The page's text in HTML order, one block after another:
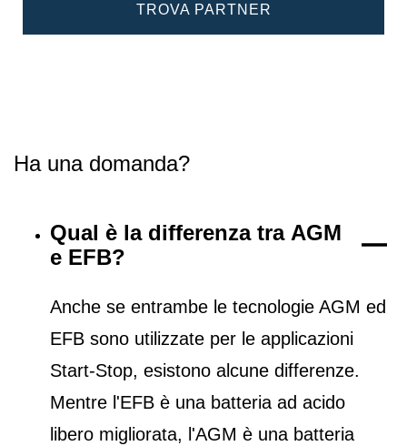
TROVA PARTNER
Ha una domanda?
Qual è la differenza tra AGM
e EFB?
Anche se entrambe le tecnologie AGM ed
EFB sono utilizzate per le applicazioni
Start-Stop, esistono alcune differenze.
Mentre l'EFB è una batteria ad acido
libero migliorata, l'AGM è una batteria